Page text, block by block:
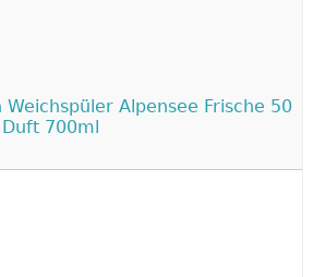
Weichspüler Alpensee Frische 50
700ml